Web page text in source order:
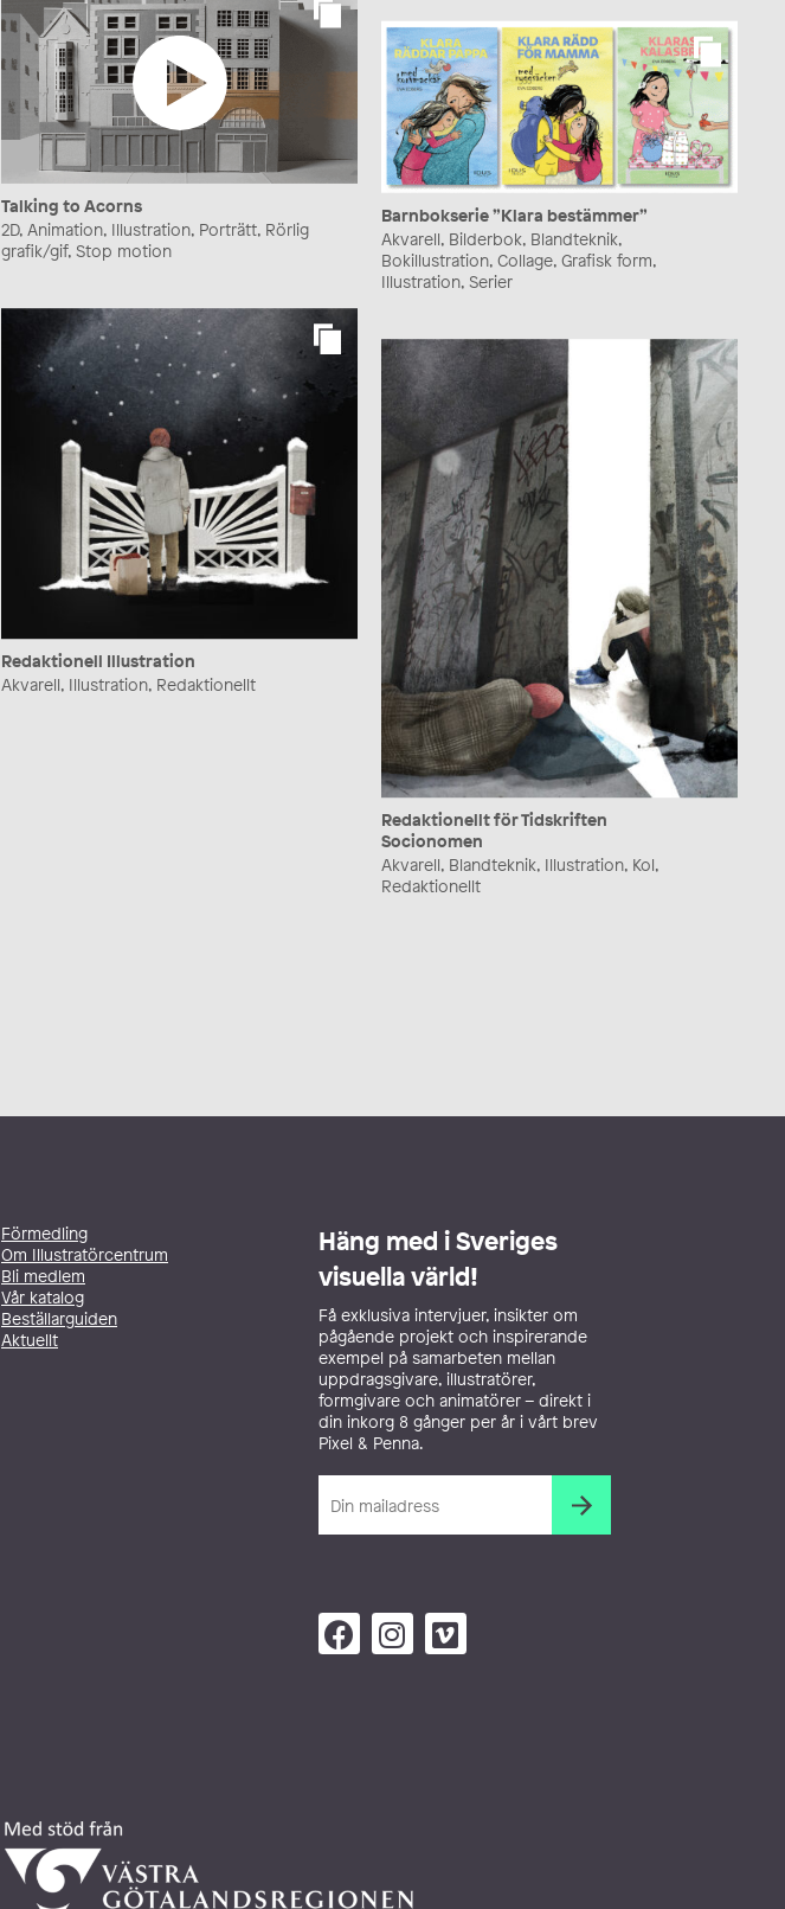
Talking to Acorns
2D, Animation, Illustration, Porträtt, Rörlig
grafik/gif, Stop motion
Barnbokserie ”Klara bestämmer”
Akvarell, Bilderbok, Blandteknik,
Bokillustration, Collage, Grafisk form,
Illustration, Serier
Redaktionell Illustration
Akvarell, Illustration, Redaktionellt
Redaktionellt för Tidskriften
Socionomen
Akvarell, Blandteknik, Illustration, Kol,
Redaktionellt
Förmedling
Om Illustratörcentrum
Bli medlem
Vår katalog
Beställarguiden
Aktuellt
Häng med i Sveriges
visuella värld!
Få exklusiva intervjuer, insikter om
pågående projekt och inspirerande
exempel på samarbeten mellan
uppdragsgivare, illustratörer,
formgivare och animatörer – direkt i
din inkorg 8 gånger per år i vårt brev
Pixel & Penna.